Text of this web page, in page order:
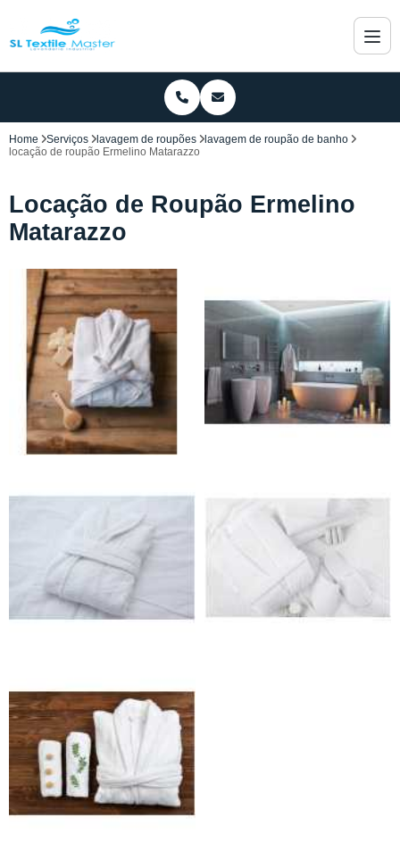
Home Serviços lavagem de roupões
lavagem de roupão de banho
locação de roupão Ermelino Matarazzo
Locação de Roupão Ermelino
Matarazzo